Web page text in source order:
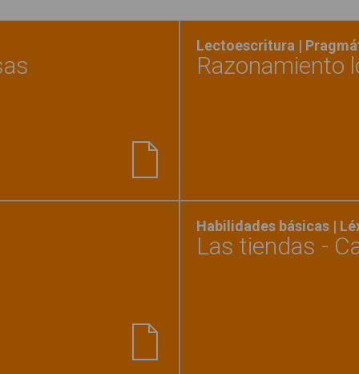
Lectoescritura |
Razonamiento
Habilidades básicas |
Las tiendas -